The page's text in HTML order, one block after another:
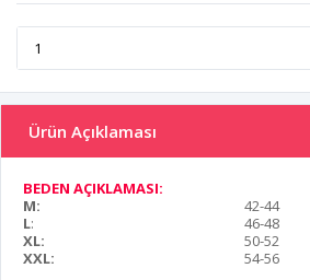
Ürün Açıklaması
BEDEN AÇIKLAMASI:
M:
42-44
L:
46-48
XL:
50-52
XXL:
54-56